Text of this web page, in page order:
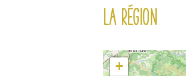
La région
+